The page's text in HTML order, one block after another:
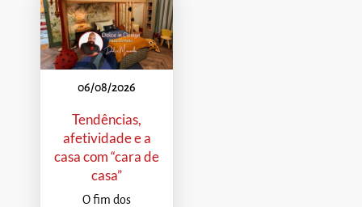
06/08/2026
Tendências,
afetividade e a
casa com “cara de
casa”
O fim dos